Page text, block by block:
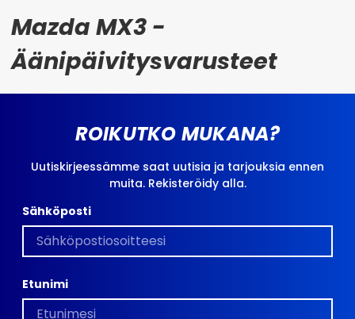
Mazda MX3 -
Äänipäivitysvarusteet
ROIKUTKO MUKANA?
Uutiskirjeessämme saat uutisia ja tarjouksia ennen
muita. Rekisteröidy alla.
Sähköposti
Etunimi